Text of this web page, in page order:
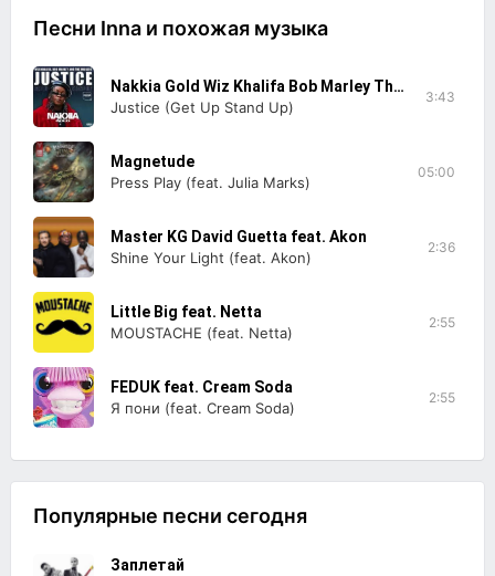
Песни Inna и похожая музыка
Nakkia Gold Wiz Khalifa Bob Marley The Wailers
Justice (Get Up Stand Up)
3:43
Magnetude
Press Play (feat. Julia Marks)
05:00
Master KG David Guetta feat. Akon
Shine Your Light (feat. Akon)
2:36
Little Big feat. Netta
MOUSTACHE (feat. Netta)
2:55
FEDUK feat. Cream Soda
Я пони (feat. Cream Soda)
2:55
Популярные песни сегодня
Заплетай